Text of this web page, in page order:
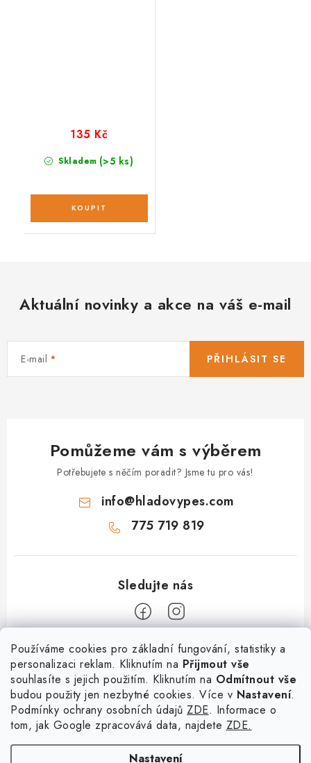
Používáme cookies pro základní fungování, statistiky a
personalizaci reklam. Kliknutím na Přijmout vše
souhlasíte s jejich použitím. Kliknutím na Odmítnout vše
budou použity jen nezbytné cookies. Více v Nastavení.
Podmínky ochrany osobních údajů ZDE. Informace o
tom, jak Google zpracovává data, najdete ZDE.
Nastavení
Skladem (>5 ks)
135 Kč
Aktuální novinky a akce na váš e-mail
E-mail PŘIHLÁSIT SE
Pomůžeme vám s výběrem
Potřebujete s něčím poradit? Jsme tu pro vás!
info@hladovypes.com
775 719 819
Informace
O nás
Kontakty
Služby
PetExpert - pojištění psů
×
výhodnější ceny? Přihlaš